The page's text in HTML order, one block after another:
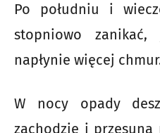
Po południu i
stopniowo
napłynie więcej
W nocy opady
zachodzie i przesuną